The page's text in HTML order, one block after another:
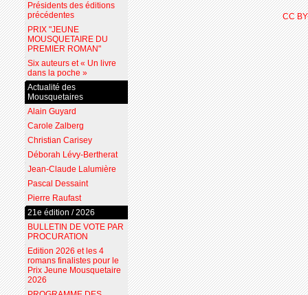
Présidents des éditions
précédentes
PRIX "JEUNE
MOUSQUETAIRE DU
PREMIER ROMAN"
Six auteurs et « Un livre
dans la poche »
Actualité des
Mousquetaires
Alain Guyard
Carole Zalberg
Christian Carisey
Déborah Lévy-Bertherat
Jean-Claude Lalumière
Pascal Dessaint
Pierre Raufast
21e édition / 2026
BULLETIN DE VOTE PAR
PROCURATION
Edition 2026 et les 4
romans finalistes pour le
Prix Jeune Mousquetaire
2026
CC